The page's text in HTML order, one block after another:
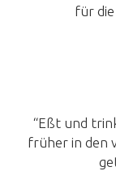
für
“Eßt und
früher in den